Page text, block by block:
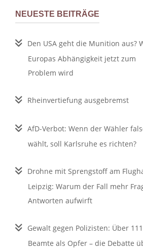
NEUESTE BEITRÄGE
Den USA geht die Munition aus?
Europas Abhängigkeit jetzt zum
Problem wird
Rheinvertiefung ausgebremst
AfD-Verbot: Wenn der Wähler
wählt, soll Karlsruhe es richten?
Drohne mit Sprengstoff am
Leipzig: Warum der Fall mehr
Antworten aufwirft
Gewalt gegen Polizisten: Über
Beamte als Opfer – die Debatte